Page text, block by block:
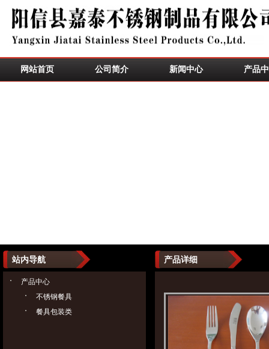
网站首页 公司简介 新闻中心 产品
产品详细
站内导航
产品中心
不锈钢餐具
餐具包装类